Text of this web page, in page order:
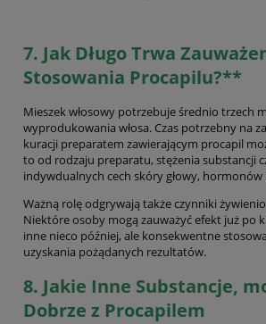
7. Jak Długo Trwa
Stosowania Procapilu?**
Mieszek włosowy potrzebuje średnio trzech
wyprodukowania włosa. Czas potrzebny na
kuracji preparatem zawierającym procapil
to od rodzaju preparatu, stężenia substancji
indywdualnych cech skóry głowy, hormonów
Ważną rolę odgrywają także czynniki
Niektóre osoby mogą zauważyć efekt już po
inne nieco później, ale konsekwentne
uzyskania pożądanych rezultatów.
8. Jakie Inne Substancje,
Dobrze z Procapilem